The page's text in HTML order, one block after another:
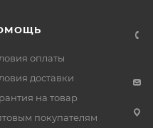
оплаты
доставки
на товар
покупателям